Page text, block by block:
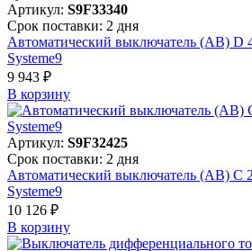
Артикул: S9F33340
Срок поставки: 2 дня
Автоматический выключатель (АВ) D
Systeme9
9 943 ₽
В корзинy
Артикул: S9F32425
Срок поставки: 2 дня
Автоматический выключатель (АВ) C
Systeme9
10 126 ₽
В корзинy